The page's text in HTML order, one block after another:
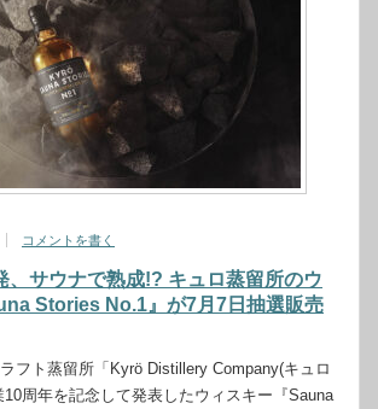
コメントを書く
、サウナで熟成!? キュロ蒸留所のウ
Stories No.1』が7月7日抽選販売
フト蒸留所「Kyrö Distillery Company(キュロ
周年を記念して発表したウィスキー『Sauna